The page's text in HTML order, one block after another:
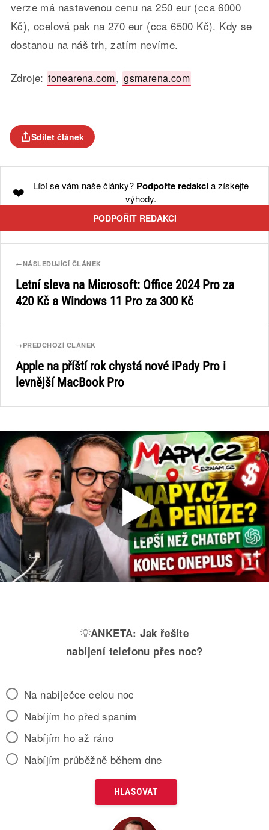
verze má nastavenou cenu na 250 eur (cca 6000
Kč), ocelová pak na 270 eur (cca 6500 Kč). Kdy se
dostanou na náš trh, zatím nevíme.
Zdroje: fonearena.com, gsmarena.com
Sdílet článek
❤️ Líbí se vám naše články? Podpořte redakcia získejte
výhody.
PODPOŘIT REDAKCI
←NÁSLEDUJÍCÍ ČLÁNEK
Letní sleva na Microsoft: Office 2024 Pro za
420 Kč a Windows 11 Pro za 300 Kč
→ PŘEDCHOZÍ ČLÁNEK
Apple na příští rok chystá nové iPady Pro i
levnější MacBook Pro
💡ANKETA: Jak řešíte
nabíjení telefonu přes noc?
Na nabíječce celou noc
Nabíjím ho před spaním
Nabíjím ho až ráno
Nabíjím průběžně během dne